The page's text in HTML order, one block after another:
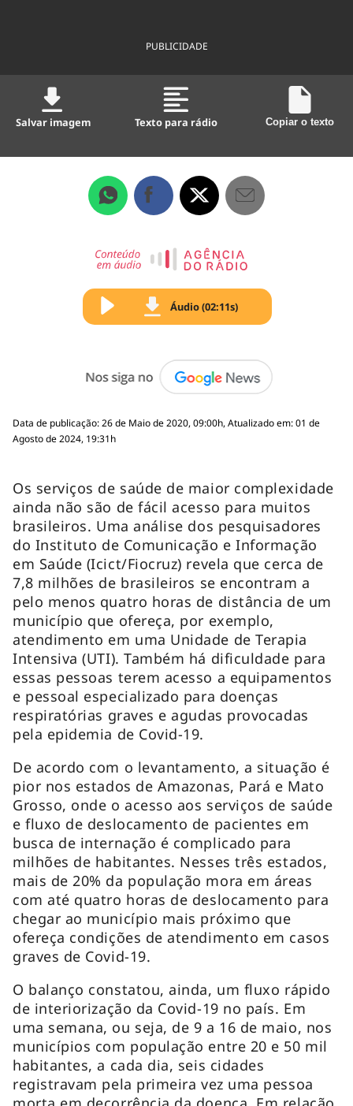
PUBLICIDADE
Salvar imagem Texto para rádio Copiar o texto
Áudio (02:11s)
Data de publicação: 26 de Maio de 2020, 09:00h, Atualizado em: 01 de
Agosto de 2024, 19:31h
Os serviços de saúde de maior complexidade
ainda não são de fácil acesso para muitos
brasileiros. Uma análise dos pesquisadores
do Instituto de Comunicação e Informação
em Saúde (Icict/Fiocruz) revela que cerca de
7,8 milhões de brasileiros se encontram a
pelo menos quatro horas de distância de um
município que ofereça, por exemplo,
atendimento em uma Unidade de Terapia
Intensiva (UTI). Também há dificuldade para
essas pessoas terem acesso a equipamentos
e pessoal especializado para doenças
respiratórias graves e agudas provocadas
pela epidemia de Covid-19.
De acordo com o levantamento, a situação é
pior nos estados de Amazonas, Pará e Mato
Grosso, onde o acesso aos serviços de saúde
e fluxo de deslocamento de pacientes em
busca de internação é complicado para
milhões de habitantes. Nesses três estados,
mais de 20% da população mora em áreas
com até quatro horas de deslocamento para
chegar ao município mais próximo que
ofereça condições de atendimento em casos
graves de Covid-19.
O balanço constatou, ainda, um fluxo rápido
de interiorização da Covid-19 no país. Em
uma semana, ou seja, de 9 a 16 de maio, nos
municípios com população entre 20 e 50 mil
habitantes, a cada dia, seis cidades
registravam pela primeira vez uma pessoa